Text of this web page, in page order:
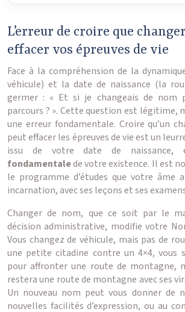
L’erreur de croire que
effacer vos épreuves de vie
Face à la compréhension de la
véhicule) et la date de naissance (la
germer : « Et si je changeais de nom
parcours ? ». Cette question est légitime,
une erreur fondamentale. Croire qu’un
peut effacer les épreuves de vie est un
issu de votre date de
fondamentalede votre existence. Il est
le programme d’études que votre âme
incarnation, avec ses leçons et ses
Changer de nom, que ce soit par le
décision administrative, modifie votre
Vous changez de véhicule, mais pas de
une petite citadine contre un 4×4, vous
pour affronter une route de montagne,
restera une route de montagne avec ses
Un nouveau nom peut vous donner de
nouvelles facilités d’expression, ou au